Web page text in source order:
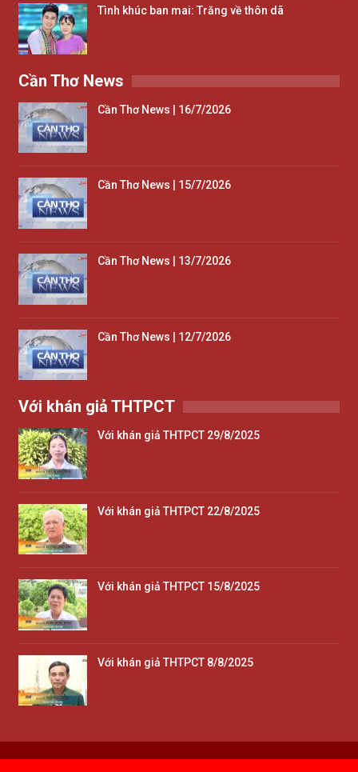
Tình khúc ban mai: Trăng về thôn dã
Cần Thơ News
Cần Thơ News | 16/7/2026
Cần Thơ News | 15/7/2026
Cần Thơ News | 13/7/2026
Cần Thơ News | 12/7/2026
Với khán giả THTPCT
Với khán giả THTPCT 29/8/2025
Với khán giả THTPCT 22/8/2025
Với khán giả THTPCT 15/8/2025
Với khán giả THTPCT 8/8/2025